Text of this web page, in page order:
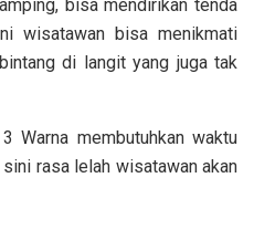
bisa mendirikan tenda
wisatawan bisa menikmati
di langit yang juga tak
Warna membutuhkan waktu
rasa lelah wisatawan akan